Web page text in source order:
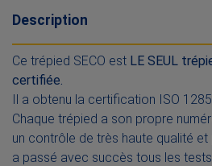
Description
Ce trépied SECO est LE SEUL
certifiée.
Il a obtenu la certification ISO
Chaque trépied a son propre
un contrôle de très haute qualité
a passé avec succès tous les